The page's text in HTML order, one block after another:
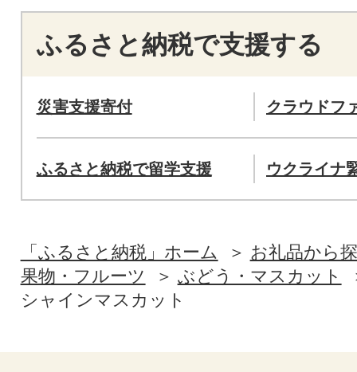
ふるさと納税で支援する
災害支援寄付 クラウドフ
ふるさと納税で留学支援 ウクライナ
「ふるさと納税」ホーム
お礼品から
果物・フルーツ
ぶどう・マスカット
シャインマスカット